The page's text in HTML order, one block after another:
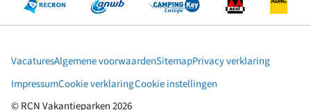
© RCN Vakantieparken 2026
VacaturesAlgemene voorwaardenSitemapPrivacy verklaring
ImpressumCookie verklaringCookie instellingen